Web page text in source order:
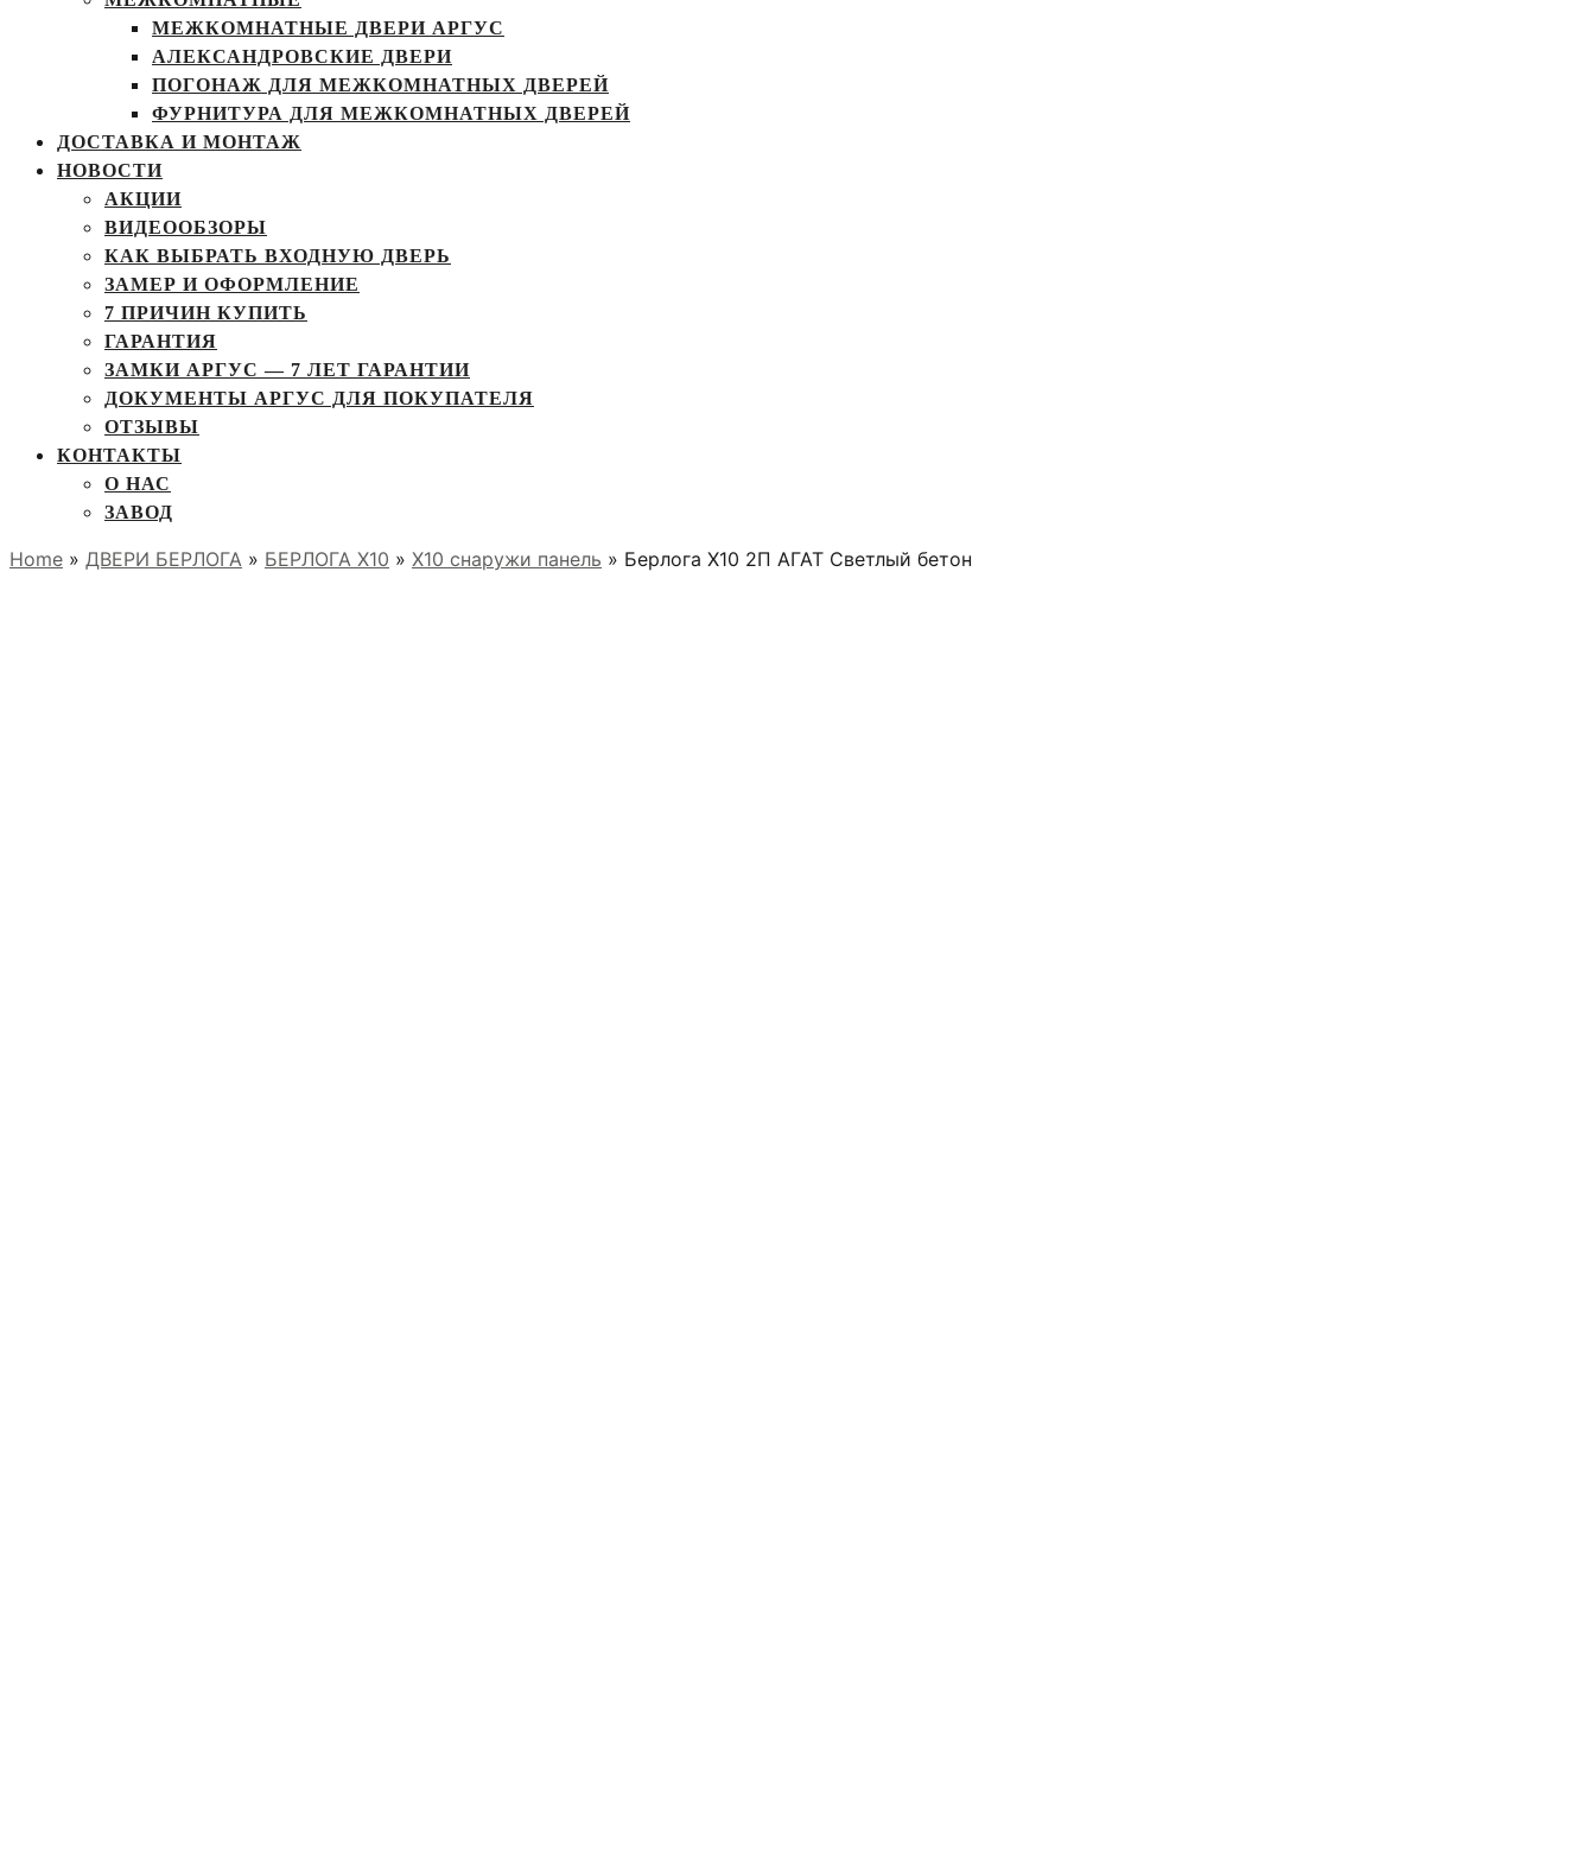
МЕЖКОМНАТНЫЕ ДВЕРИ АРГУС
АЛЕКСАНДРОВСКИЕ ДВЕРИ
ПОГОНАЖ ДЛЯ МЕЖКОМНАТНЫХ ДВЕРЕЙ
ФУРНИТУРА ДЛЯ МЕЖКОМНАТНЫХ ДВЕРЕЙ
ДОСТАВКА И МОНТАЖ
НОВОСТИ
АКЦИИ
ВИДЕООБЗОРЫ
КАК ВЫБРАТЬ ВХОДНУЮ ДВЕРЬ
ЗАМЕР И ОФОРМЛЕНИЕ
7 ПРИЧИН КУПИТЬ
ГАРАНТИЯ
ЗАМКИ АРГУС — 7 ЛЕТ ГАРАНТИИ
ДОКУМЕНТЫ АРГУС ДЛЯ ПОКУПАТЕЛЯ
ОТЗЫВЫ
КОНТАКТЫ
О НАС
ЗАВОД
Home » ДВЕРИ БЕРЛОГА » БЕРЛОГА Х10 » X10 снаружи панель » Берлога Х10 2П АГАТ Светлый бетон